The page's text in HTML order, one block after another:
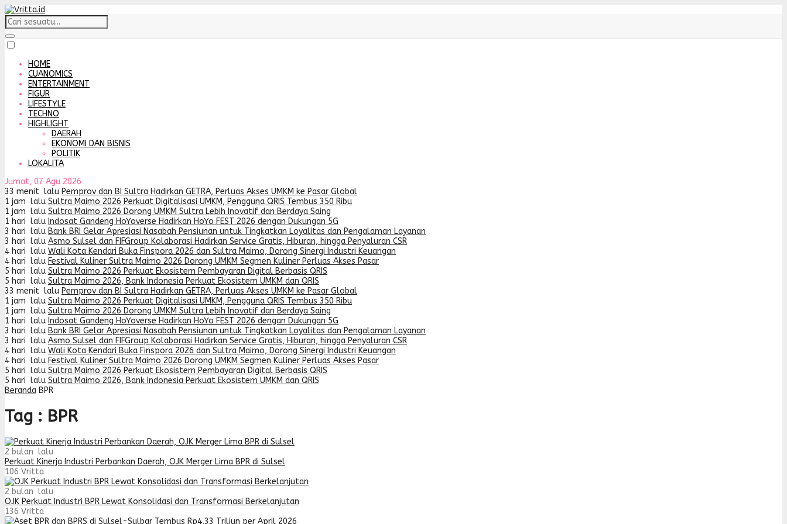
HOME
CUANOMICS
ENTERTAINMENT
FIGUR
LIFESTYLE
TECHNO
HIGHLIGHT
DAERAH
EKONOMI DAN BISNIS
POLITIK
LOKALITA
Jumat, 07 Agu 2026
33 menit lalu Pemprov dan BI Sultra Hadirkan GETRA, Perluas Akses UMKM ke Pasar Global
1 jam lalu Sultra Maimo 2026 Perkuat Digitalisasi UMKM, Pengguna QRIS Tembus 350 Ribu
1 jam lalu Sultra Maimo 2026 Dorong UMKM Sultra Lebih Inovatif dan Berdaya Saing
1 hari lalu Indosat Gandeng HoYoverse Hadirkan HoYo FEST 2026 dengan Dukungan 5G
3 hari lalu Bank BRI Gelar Apresiasi Nasabah Pensiunan untuk Tingkatkan Loyalitas dan Pengalaman Layanan
3 hari lalu Asmo Sulsel dan FIFGroup Kolaborasi Hadirkan Service Gratis, Hiburan, hingga Penyaluran CSR
4 hari lalu Wali Kota Kendari Buka Finspora 2026 dan Sultra Maimo, Dorong Sinergi Industri Keuangan
4 hari lalu Festival Kuliner Sultra Maimo 2026 Dorong UMKM Segmen Kuliner Perluas Akses Pasar
5 hari lalu Sultra Maimo 2026 Perkuat Ekosistem Pembayaran Digital Berbasis QRIS
5 hari lalu Sultra Maimo 2026, Bank Indonesia Perkuat Ekosistem UMKM dan QRIS
33 menit lalu Pemprov dan BI Sultra Hadirkan GETRA, Perluas Akses UMKM ke Pasar Global
1 jam lalu Sultra Maimo 2026 Perkuat Digitalisasi UMKM, Pengguna QRIS Tembus 350 Ribu
1 jam lalu Sultra Maimo 2026 Dorong UMKM Sultra Lebih Inovatif dan Berdaya Saing
1 hari lalu Indosat Gandeng HoYoverse Hadirkan HoYo FEST 2026 dengan Dukungan 5G
3 hari lalu Bank BRI Gelar Apresiasi Nasabah Pensiunan untuk Tingkatkan Loyalitas dan Pengalaman Layanan
3 hari lalu Asmo Sulsel dan FIFGroup Kolaborasi Hadirkan Service Gratis, Hiburan, hingga Penyaluran CSR
4 hari lalu Wali Kota Kendari Buka Finspora 2026 dan Sultra Maimo, Dorong Sinergi Industri Keuangan
4 hari lalu Festival Kuliner Sultra Maimo 2026 Dorong UMKM Segmen Kuliner Perluas Akses Pasar
5 hari lalu Sultra Maimo 2026 Perkuat Ekosistem Pembayaran Digital Berbasis QRIS
5 hari lalu Sultra Maimo 2026, Bank Indonesia Perkuat Ekosistem UMKM dan QRIS
Beranda BPR
Tag : BPR
2 bulan lalu
Perkuat Kinerja Industri Perbankan Daerah, OJK Merger Lima BPR di Sulsel
106 Vritta
2 bulan lalu
OJK Perkuat Industri BPR Lewat Konsolidasi dan Transformasi Berkelanjutan
136 Vritta